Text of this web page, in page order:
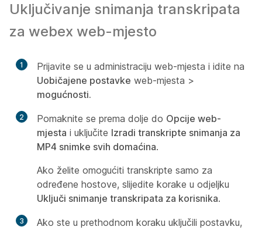
Uključivanje snimanja transkripata
za webex web-mjesto
1
Prijavite se u administraciju web-mjesta i idite na
Uobičajene postavke web-mjesta >
mogućnosti.
2 Pomaknite se prema dolje do Opcije web-
mjesta i uključite Izradi transkripte snimanja za
MP4 snimke svih domaćina.
Ako želite omogućiti transkripte samo za
određene hostove, slijedite korake u odjeljku
Uključi snimanje transkripata za korisnika.
3
Ako ste u prethodnom koraku uključili postavku,